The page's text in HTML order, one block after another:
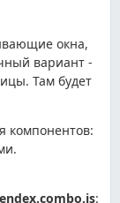
окна,
вариант -
Там будет
компонентов:
: